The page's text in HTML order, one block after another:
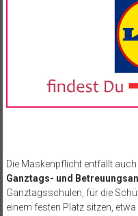
Die Maskenpflicht entfällt auch
Ganztags- und
Ganztagsschulen, für die
einem festen Platz sitzen, etwa